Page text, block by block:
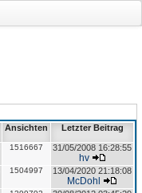
Ansichten Letzter Beitrag
1516667 31/05/2008 16:28:55
hv
1504997 13/04/2020 21:18:08
McDohl